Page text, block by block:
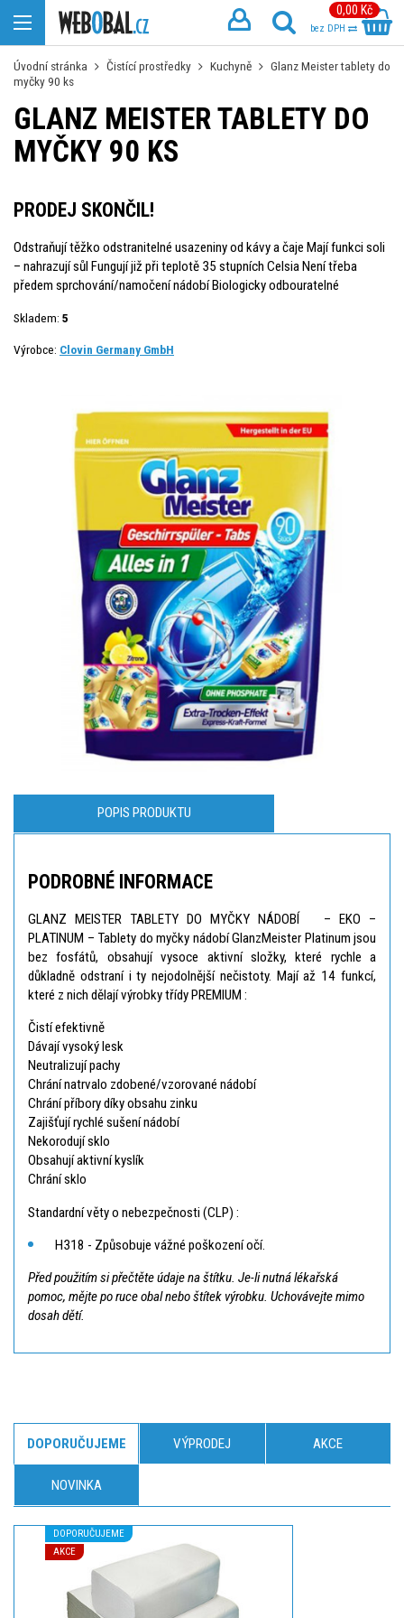
0,00 Kč
bez DPH
Úvodní stránka Čistící prostředky Kuchyně
Glanz Meister tablety do
myčky 90 ks
GLANZ MEISTER TABLETY DO
MYČKY 90 KS
PRODEJ SKONČIL!
Odstraňují těžko odstranitelné usazeniny od kávy a čaje Mají funkci soli
– nahrazují sůl Fungují již při teplotě 35 stupních Celsia Není třeba
předem sprchování/namočení nádobí Biologicky odbouratelné
Skladem: 5
Výrobce: Clovin Germany GmbH
POPIS PRODUKTU
PODROBNÉ INFORMACE
GLANZ MEISTER TABLETY DO MYČKY NÁDOBÍ – EKO –
PLATINUM – ​​Tablety do myčky nádobí GlanzMeister Platinum jsou
bez fosfátů, obsahují vysoce aktivní složky, které rychle a
důkladně odstraní i ty nejodolnější nečistoty. Mají až 14 funkcí,
které z nich dělají výrobky třídy PREMIUM :
Čistí efektivně
Dávají vysoký lesk
Neutralizují pachy
Chrání natrvalo zdobené/vzorované nádobí
Chrání příbory díky obsahu zinku
Zajišťují rychlé sušení nádobí
Nekorodují sklo
Obsahují aktivní kyslík
Chrání sklo
Standardní věty o nebezpečnosti (CLP) :
H318 - Způsobuje vážné poškození očí.
Před použitím si přečtěte údaje na štítku. Je-li nutná lékařská
pomoc, mějte po ruce obal nebo štítek výrobku. Uchovávejte mimo
dosah dětí.
DOPORUČUJEME VÝPRODEJ AKCE
NOVINKA
DOPORUČUJEME
AKCE